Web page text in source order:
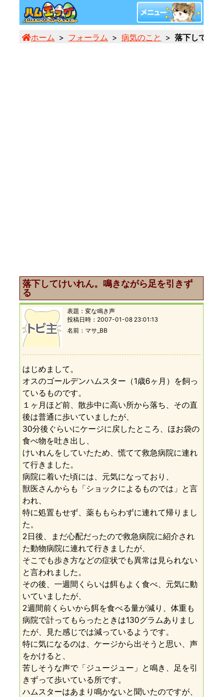
ホーム フォーラム 病気のこと 落下してけ
落下してけいれん。鳴きながら足を引きず
る
表題： 変な鳴き声
投稿日時： 2007-01-08 23:01:13
名前
マサ_BB
はじめまして。
オスのゴールデンハムスター（1歳6ヶ月）を飼っ
ているものです。
１ヶ月ほど前、散歩中に高い所から落ち、その直
後は普通に歩いていましたが、
30分後ぐらいにケージに戻したところ、ほお袋の
食べ物を吐き出し、
けいれんをしていたため、慌てて救急病院に連れ
て行きました。
病院に着いた頃には、元気になっており、
獣医さんからも「ショックによるものでは」と言
われ、
特に処置もせず、薬ももらわずに連れて帰りまし
た。
2日後、まだ心配だったので救急病院に紹介され
た動物病院に連れて行きましたが、
そこでも歩き方などの症状でも異常は見られない
と言われました。
その後、一週間くらいは餌もよく食べ、元気に動
いていましたが、
2週間前くらいから餌を食べる量が減り、体重も
病院で計ってもらったときは130グラムありまし
たが、見た感じでは減っているようです。
特に気になるのは、ケージから出そうと思い、声
をかけると、
苦しそうな声で「ジュージュー」と鳴き、足を引
きずって歩いている所です。
ハムスターはあまり鳴かないと聞いたのですが、